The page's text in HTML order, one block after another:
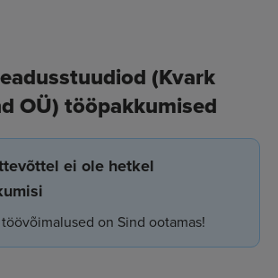
(Kvark
OÜ) tööpakkumised
ei ole hetkel
on Sind ootamas!